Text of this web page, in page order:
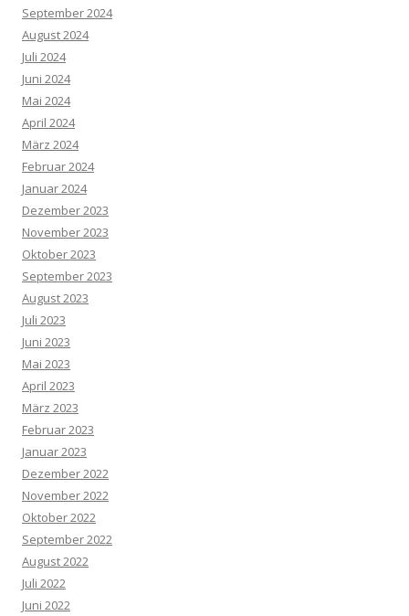
September 2024
August 2024
Juli 2024
Juni 2024
Mai 2024
April 2024
März 2024
Februar 2024
Januar 2024
Dezember 2023
November 2023
Oktober 2023
September 2023
August 2023
Juli 2023
Juni 2023
Mai 2023
April 2023
März 2023
Februar 2023
Januar 2023
Dezember 2022
November 2022
Oktober 2022
September 2022
August 2022
Juli 2022
Juni 2022